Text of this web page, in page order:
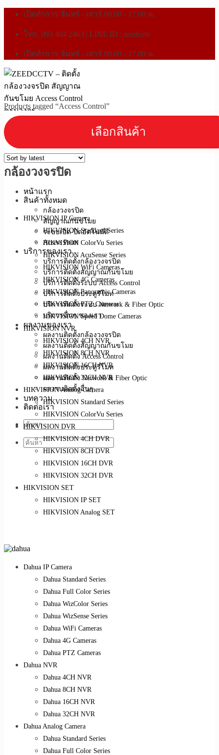
เปิดทำการ จันทร์ - เสาร์ 08.00 - 17.00 น.
โทร. 093 494 2463 | LINE ID : zeedcctv
เปิดทำการ จันทร์ - เสาร์ 08.00 - 17.00 น.
หน้าแรก
สินค้าทั้งหมด
กล้องวงจรปิด
สัญญาณกันขโมย
ระบบเปิด-ปิดอัตโนมัติ
Access Point
บริการของเรา
บริการติดตั้งกล้องวงจรปิด
บริการติดตั้งสัญญาณกันขโมย
บริการติดตั้งระบบ Access Control
บริการติดตั้งประตูรีโมท
บริการติดตั้งระบบ Network & Fiber Optic
บริการอื่นๆ ของเรา
ผลงานของเรา
ผลงานติดตั้งกล้องวงจรปิด
ผลงานติดตั้งสัญญาณกันขโมย
ผลงานติดตั้ง Access Control
ผลงานติดตั้งประตูรีโมท
ผลงานติดตั้ง Network & Fiber Optic
ผลงานติดตั้งอื่นๆ
บทความ
ติดต่อเรา
Products tagged “Access Control”
กล้องวงจรปิด
HIKVISION IP Camera
HIKVISION Standard Series
HIKVISION ColorVu Series
HIKVISION AcuSense Series
HIKVISION WiFi Cameras
HIKVISION 4G Cameras
HIKVISION Panoramic Cameras
HIKVISION PTZ Cameras
HIKVISION Speed Dome Cameras
HIKVISION NVR
HIKVISION 4CH NVR
HIKVISION 8CH NVR
HIKVISION 16CH NVR
HIKVISION 32CH NVR
HIKVISION Analog Camera
HIKVISION Standard Series
HIKVISION ColorVu Series
HIKVISION DVR
HIKVISION 4CH DVR
HIKVISION 8CH DVR
HIKVISION 16CH DVR
HIKVISION 32CH DVR
HIKVISION SET
HIKVISION IP SET
HIKVISION Analog SET
Dahua IP Camera
Dahua Standard Series
Dahua Full Color Series
Dahua WizColor Series
Dahua WizSense Series
Dahua WiFi Cameras
Dahua 4G Cameras
Dahua PTZ Cameras
Dahua NVR
Dahua 4CH NVR
Dahua 8CH NVR
Dahua 16CH NVR
Dahua 32CH NVR
Dahua Analog Camera
Dahua Standard Series
Dahua Full Color Series